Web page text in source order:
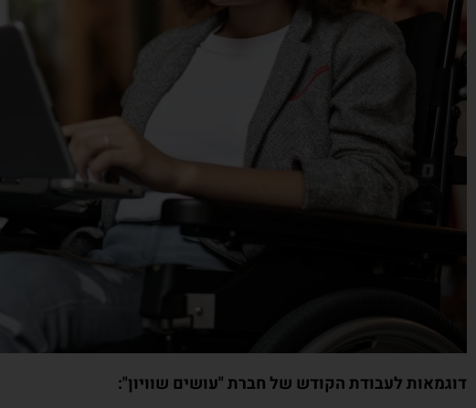
דוגמאות לעבודת הקודש של חברת "עושים שוויון":